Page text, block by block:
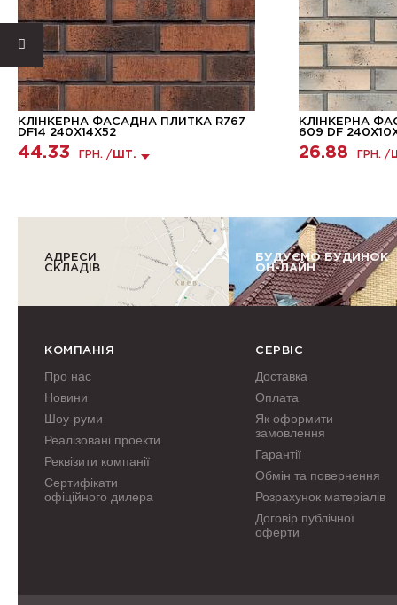
КЛІНКЕРНА ФАСАДНА ПЛИТКА R767
DF14 240X14X52
44.33 ГРН. / ШТ.
КЛІНКЕРНА
609 DF
26.88 ГРН. /
АДРЕСИ
СКЛАДІВ
БУДУЄМО БУДИНОК
ОН-ЛАЙН
КОМПАНІЯ
Про нас
Новини
Шоу-руми
Реалізовані проекти
Реквізити компанії
Сертифікати
офіційного дилера
СЕРВІС
Доставка
Оплата
Як оформити
замовлення
Гарантії
Обмін та повернення
Розрахунок матеріалів
Договір публічної
оферти